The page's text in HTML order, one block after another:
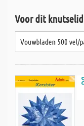
Voor dit
Vouwbladen 500 vel/